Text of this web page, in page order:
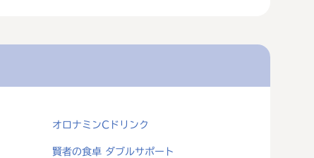
オロナミンCドリンク
賢者の食卓 ダブルサポート